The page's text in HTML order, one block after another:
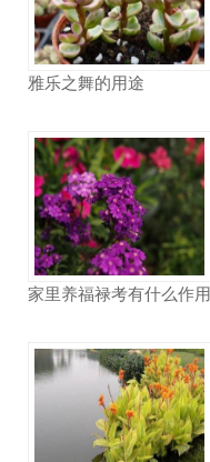
雅乐之舞的用途
家里养福禄考有什么作用